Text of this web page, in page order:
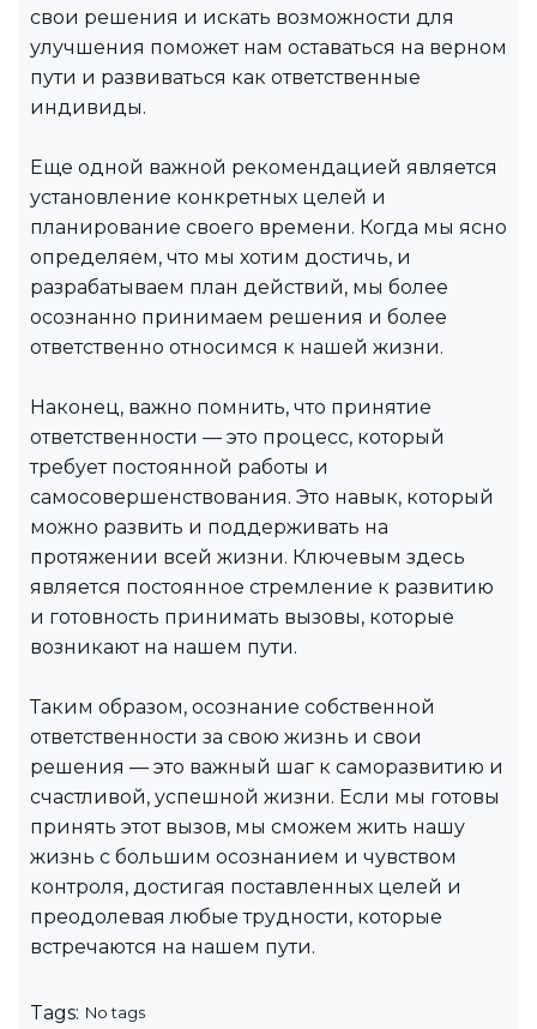
свои решения и искать возможности для
улучшения поможет нам оставаться на верном
пути и развиваться как ответственные
индивиды.
Еще одной важной рекомендацией является
установление конкретных целей и
планирование своего времени. Когда мы ясно
определяем, что мы хотим достичь, и
разрабатываем план действий, мы более
осознанно принимаем решения и более
ответственно относимся к нашей жизни.
Наконец, важно помнить, что принятие
ответственности — это процесс, который
требует постоянной работы и
самосовершенствования. Это навык, который
можно развить и поддерживать на
протяжении всей жизни. Ключевым здесь
является постоянное стремление к развитию
и готовность принимать вызовы, которые
возникают на нашем пути.
Таким образом, осознание собственной
ответственности за свою жизнь и свои
решения — это важный шаг к саморазвитию и
счастливой, успешной жизни. Если мы готовы
принять этот вызов, мы сможем жить нашу
жизнь с большим осознанием и чувством
контроля, достигая поставленных целей и
преодолевая любые трудности, которые
встречаются на нашем пути.
Tags: No tags